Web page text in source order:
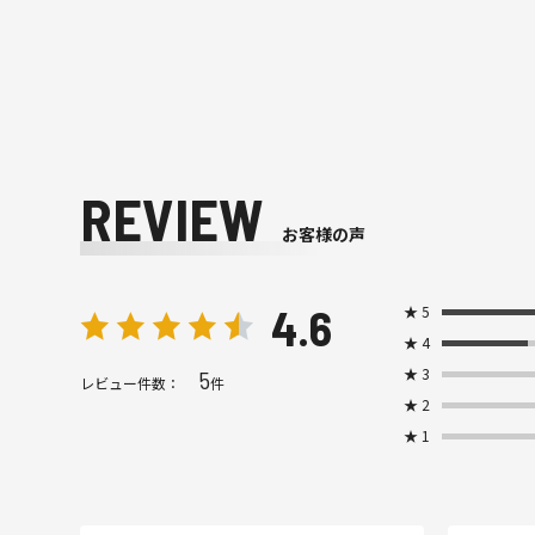
REVIEW お客様の声
4.6
レビュー件数： 5件
★5
★4
★3
★ 2
★ 1